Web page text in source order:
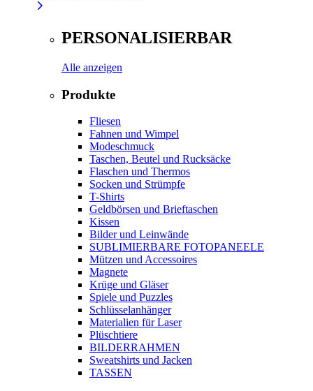
PERSONALISIERBAR
Alle anzeigen
Produkte
Fliesen
Fahnen und Wimpel
Modeschmuck
Taschen, Beutel und Rucksäcke
Flaschen und Thermos
Socken und Strümpfe
T-Shirts
Geldbörsen und Brieftaschen
Kissen
Bilder und Leinwände
SUBLIMIERBARE FOTOPANEELE
Mützen und Accessoires
Magnete
Krüge und Gläser
Spiele und Puzzles
Schlüsselanhänger
Materialien für Laser
Plüschtiere
BILDERRAHMEN
Sweatshirts und Jacken
TASSEN